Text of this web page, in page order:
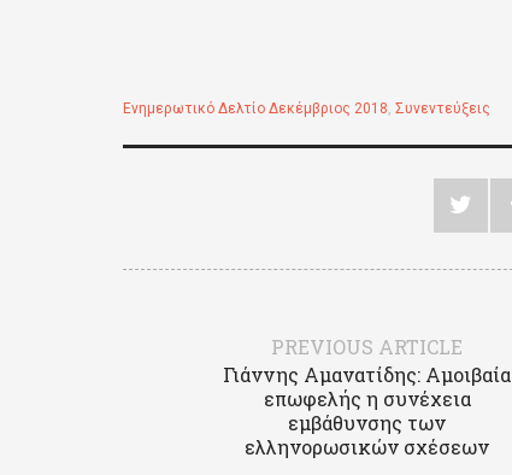
Ενημερωτικό Δελτίο Δεκέμβριος 2018, Συνεντεύξεις
PREVIOUS ARTICLE
Γιάννης Αμανατίδης: Αμοιβαία
επωφελής η συνέχεια
εμβάθυνσης των
ελληνορωσικών σχέσεων